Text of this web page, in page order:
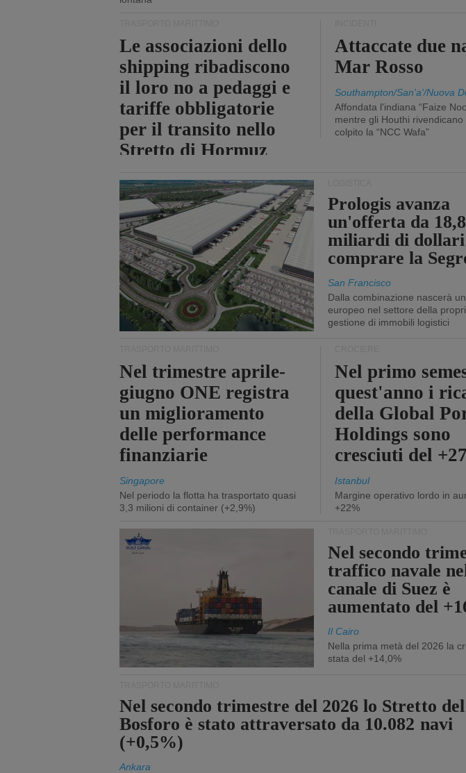
Le associazioni dello
shipping ribadiscono
il loro no a pedaggi e
tariffe obbligatorie
per il transito nello
Stretto di Hormuz
Attaccate due
Mar Rosso
Southampton/San'a'/Nuova
Affondata l'indiana “Faize
mentre gli Houthi rivendicano
colpito la “NCC Wafa”
Prologis avanza
un'offerta da 18,8
miliardi di
comprare la
San Francisco
Dalla combinazione nascerà
europeo nel settore della
gestione di immobili logistici
Nel trimestre aprile-
giugno ONE registra
un miglioramento
delle performance
finanziarie
Singapore
Nel periodo la flotta ha trasportato quasi
3,3 milioni di container (+2,9%)
Nel primo
quest'anno i
della Global
Holdings sono
cresciuti del
Istanbul
Margine operativo lordo in
+22%
Nel secondo
traffico navale
canale di Suez è
aumentato del
Il Cairo
Nella prima metà del 2026 la
stata del +14,0%
Nel secondo trimestre del 2026 lo Stretto del
Bosforo è stato attraversato da 10.082 navi
(+0,5%)
Ankara